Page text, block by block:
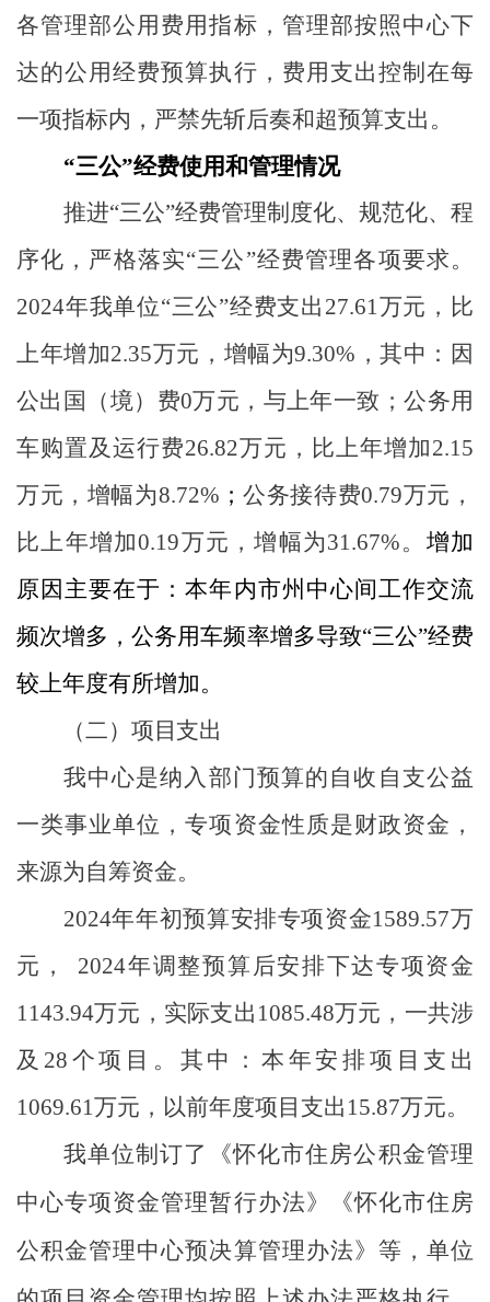
各管理部公用费用指标，管理部按照中心下
达的公用经费预算执行，费用支出控制在每
一项指标内，严禁先斩后奏和超预算支出。
“三公”经费使用和管理情况
推进“三公”经费管理制度化、规范化、程
序化，严格落实“三公”经费管理各项要求。
2024年我单位“三公”经费支出 27.61万元，比
上年增加2.35万元，增幅为9.30% ，其中：因
公出国（境）费0万元，与上年一致；公务用
车购置及运行费26.82万元，比上年增加2.15
万元，增幅为8.72% ； 公务接待费0.79万元，
比上年增加0.19万元，增幅为31.67%。 增加
原因主要在于：本年内市州中心间工作交流
频次增多，公务用车频率增多导致“三公”经费
较上年度有所增加。
（二）项目支出
我中心是纳入部门预算的自收自支公益
一类事业单位，专项资金性质是财政资金，
来源为自筹资金。
2024年年初预算安排专项资金1589.57万
元，
2024年调整预算后安排下达专项资金
1143.94万元，实际支出 1085.48万元，一共涉
及 28 个项目。其中：本年安排项目支出
1069.61万元，以前年度项目支出 15.87万元。
我单位制订了《怀化市住房公积金管理
中心专项资金管理暂行办法》《怀化市住房
公积金管理中心预决算管理办法》等，单位